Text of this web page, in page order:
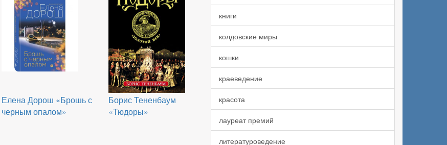
Елена Дорош «Брошь с
черным опалом»
Борис Тененбаум
«Тюдоры»
книги
колдовские миры
кошки
краеведение
красота
лауреат премий
литературоведение